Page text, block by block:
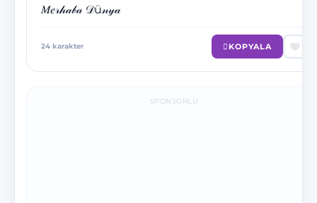
𝑀𝑒𝓇𝒽𝒶𝒷𝒶 𝒟ü𝓃𝓎𝒶
24 karakter KOPYALA
SPONSORLU